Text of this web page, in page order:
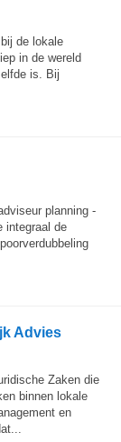
de lokale
in de wereld
is. Bij
planning -
integraal de
Advies
Zaken die
binnen lokale
en